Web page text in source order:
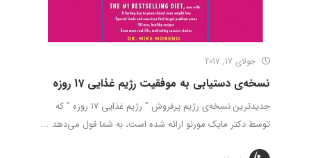
جولای 17, 2017
نسخه‌ی دستیابی به موفقیت رژیم غذایی 17 روزه
جدیدترین نسخه‌ی رژیم پرفروش ” رژیم غذایی 17 روزه ” که
توسط دکتر مایک مورنو ارائه شده است، به شما قول می‌دهد ...